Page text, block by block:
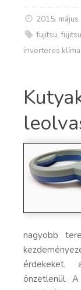
2015.
fujitsu,
inverteres klíma
nagyobb
érdekeket,
önzetlenül.